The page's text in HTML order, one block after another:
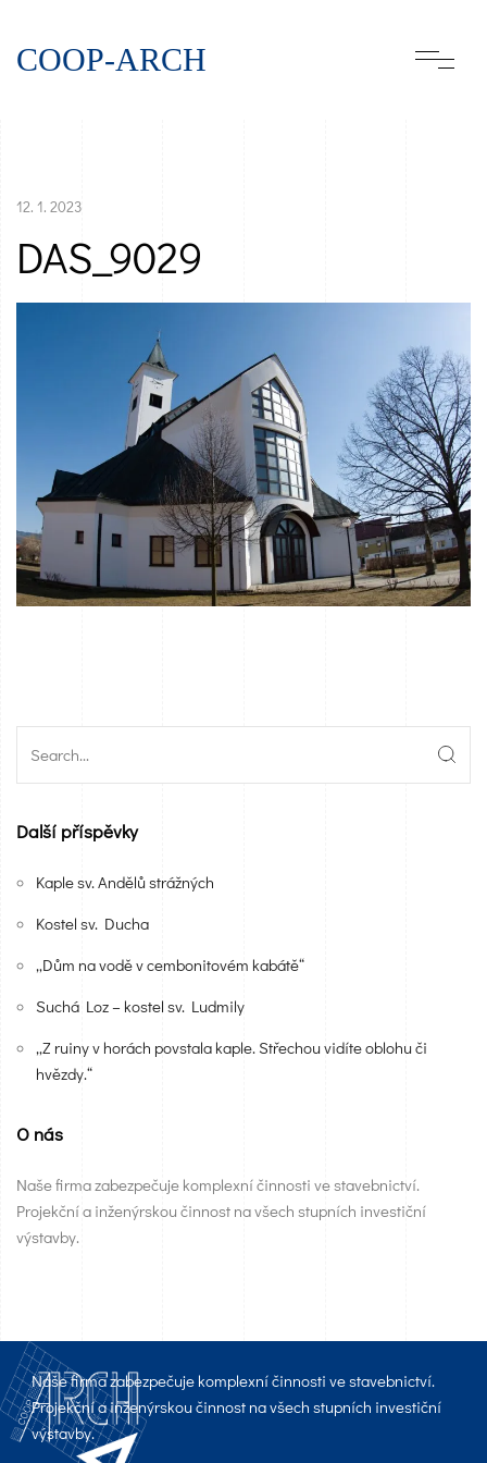
COOP-ARCH
12. 1. 2023
DAS_9029
Další příspěvky
Kaple sv. Andělů strážných
Kostel sv. Ducha
„Dům na vodě v cembonitovém kabátě“
Suchá Loz – kostel sv. Ludmily
„Z ruiny v horách povstala kaple. Střechou vidíte oblohu či
hvězdy.“
O nás
Naše firma zabezpečuje komplexní činnosti ve stavebnictví.
Projekční a inženýrskou činnost na všech stupních investiční
výstavby.
Naše firma zabezpečuje komplexní činnosti ve stavebnictví.
Projekční a inženýrskou činnost na všech stupních investiční
výstavby.